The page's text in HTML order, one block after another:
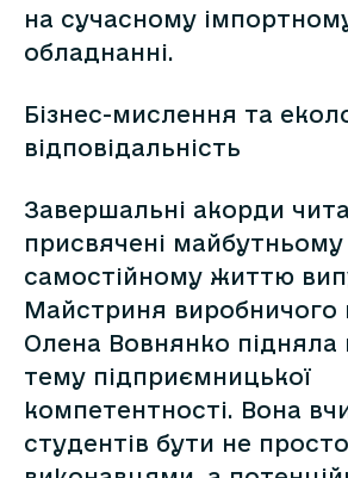
на сучасному
обладнанні.
Бізнес-мислення та
відповідальність
Завершальні акорди
присвячені майбутньому
самостійному життю
Майстриня виробничого
Олена Вовнянко
тему підприємницької
компетентності. Вона
студентів бути не просто